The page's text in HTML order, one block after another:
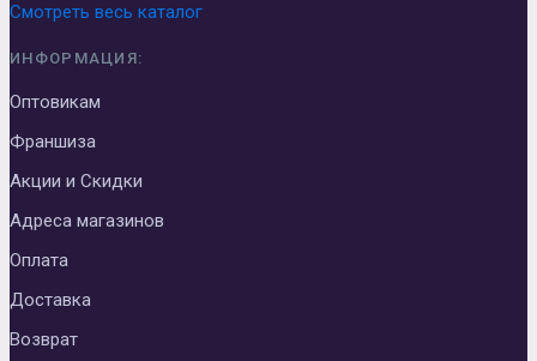
Смотреть весь каталог
ИНФОРМАЦИЯ:
Оптовикам
Франшиза
Акции и Скидки
Адреса магазинов
Оплата
Доставка
Возврат